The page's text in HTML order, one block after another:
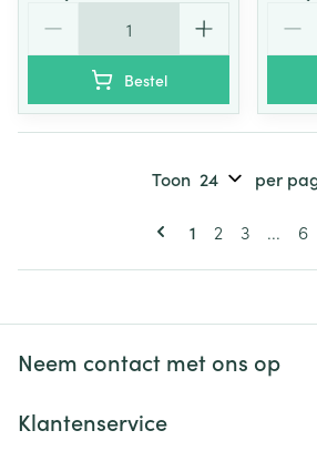
Bestel
Pagina's
U lees
1 Pagina
2 Pagina
3 ... 6
Toon per
Neem contact met ons op
Klantenservice